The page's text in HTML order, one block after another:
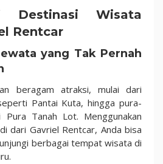
Destinasi Wisata
Rentcar
yang Tak Pernah
beragam atraksi, mulai dari
Pantai Kuta, hingga pura-
Tanah Lot. Menggunakan
dari Gavriel Rentcar, Anda bisa
berbagai tempat wisata di